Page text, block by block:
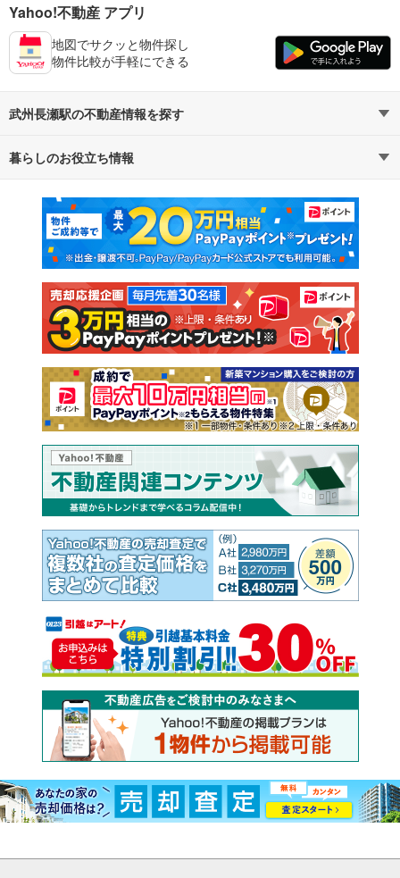
Yahoo!不動産 アプリ
地図でサクッと物件探し
物件比較が手軽にできる
武州長瀬駅の不動産情報を探す
不動産・住宅
新築マンション 中古マンション
新築一戸建て 中古一戸建て
注文住宅 土地
売却査定
暮らしのお役立ち情報
マンションカタログ 教えて！住まいの先生